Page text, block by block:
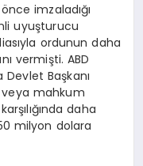
imzaladığı
uyuşturucu
ordunun daha
vermişti. ABD
Başkanı
veya mahkum
daha
milyon dolara